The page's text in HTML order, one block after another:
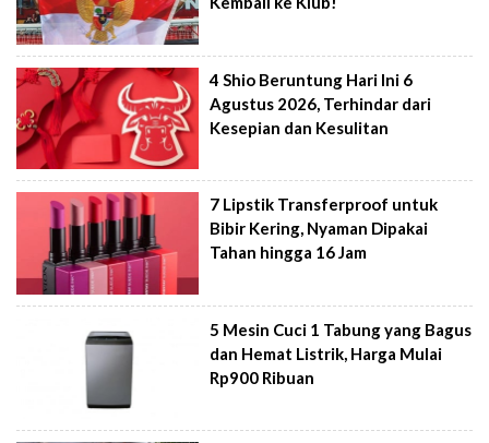
4 Shio Beruntung Hari Ini 6
Agustus 2026, Terhindar dari
Kesepian dan Kesulitan
7 Lipstik Transferproof untuk
Bibir Kering, Nyaman Dipakai
Tahan hingga 16 Jam
5 Mesin Cuci 1 Tabung yang Bagus
dan Hemat Listrik, Harga Mulai
Rp900 Ribuan